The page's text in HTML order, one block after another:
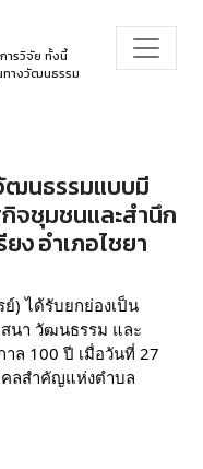
ารวิจัย ทั้งนี้
ทางวัฒนธรรม
ฒนธรรมแบบมี
จชุมชนและสำนึก
ง อำเภอไชยา
) ได้รับยกย่องเป็น
นา วัฒนธรรม และ
ล 100 ปี เมื่อวันที่ 27
ลสำคัญแห่งตำบล